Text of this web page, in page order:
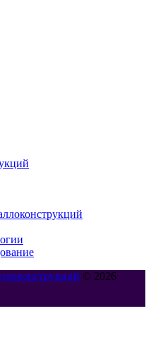
© 2026